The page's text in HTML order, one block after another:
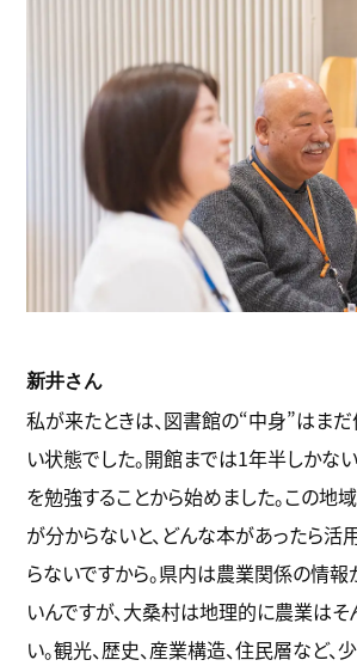
新井さん
私が来たときは、図書館の“中身”はま
い状態でした。開館までは1年半しかな
を勉強することから始めました。この地
が分からないと、どんな本があったら活
らないですから。県内は農業関係の情
いんですが、大桑村は地理的に農業は
い。観光、歴史、産業構造、住民層など、